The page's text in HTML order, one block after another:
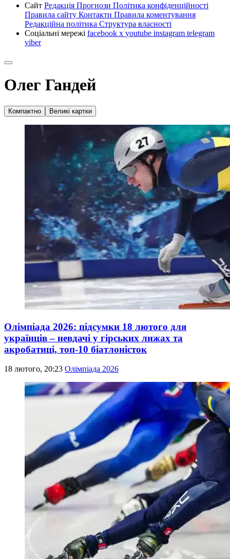
Сайт Редакція Прогнози Політика конфіденційності
Правила сайту Контакти Правила коментування
Редакційна політика Структура власності
Соціальні мережі facebook x youtube instagram telegram
viber
Олег Гандей
Компактно Великі картки
Олімпіада 2026: підсумки 18 лютого для
українців – невдачі у гірських лижах та
акробатиці, топ-10 біатлоністок
18 лютого, 20:23 Олімпіада 2026